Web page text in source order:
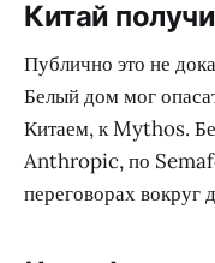
Китай
Публично это не
Белый дом мог
Китаем, к Mythos.
Anthropic, по
переговорах вокруг